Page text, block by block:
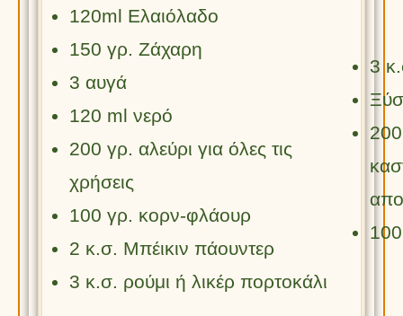
120ml Ελαιόλαδο
150 γρ. Ζάχαρη
3 αυγά
120 ml νερό
200 γρ. αλεύρι για όλες τις
χρήσεις
100 γρ. κορν-φλάουρ
2 κ.σ. Μπέικιν πάουντερ
3 κ.σ. ρούμι ή λικέρ πορτοκάλι
3